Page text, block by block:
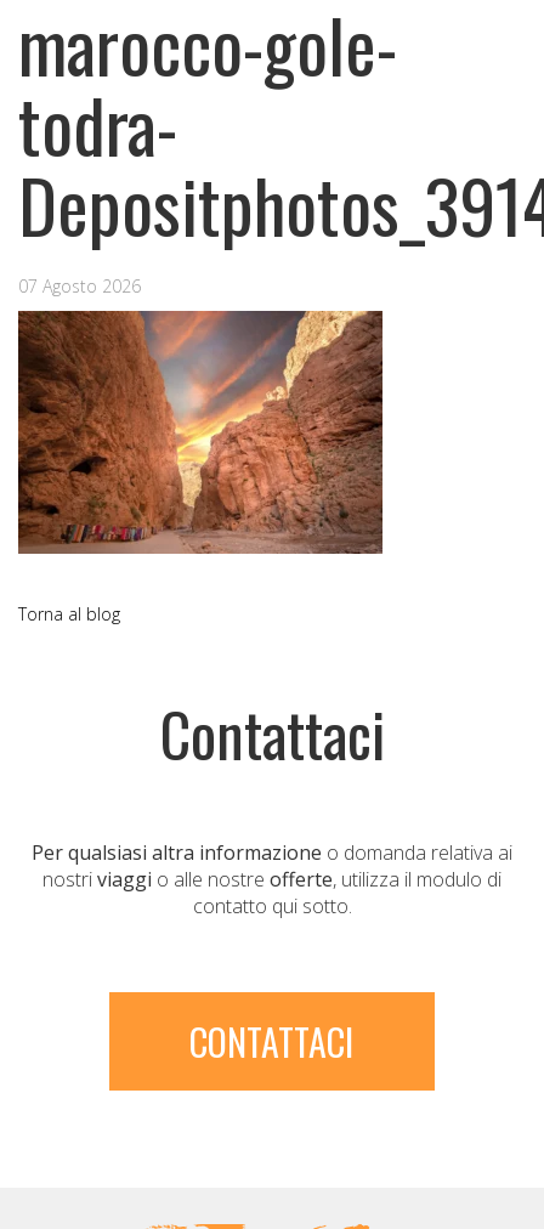
marocco-gole-
todra-
07 Agosto 2026
Torna al blog
Contattaci
Per qualsiasi altra informazione o domanda relativa ai
nostriviaggi o alle nostre offerte, utilizza il modulo di
contatto qui sotto.
CONTATTACI